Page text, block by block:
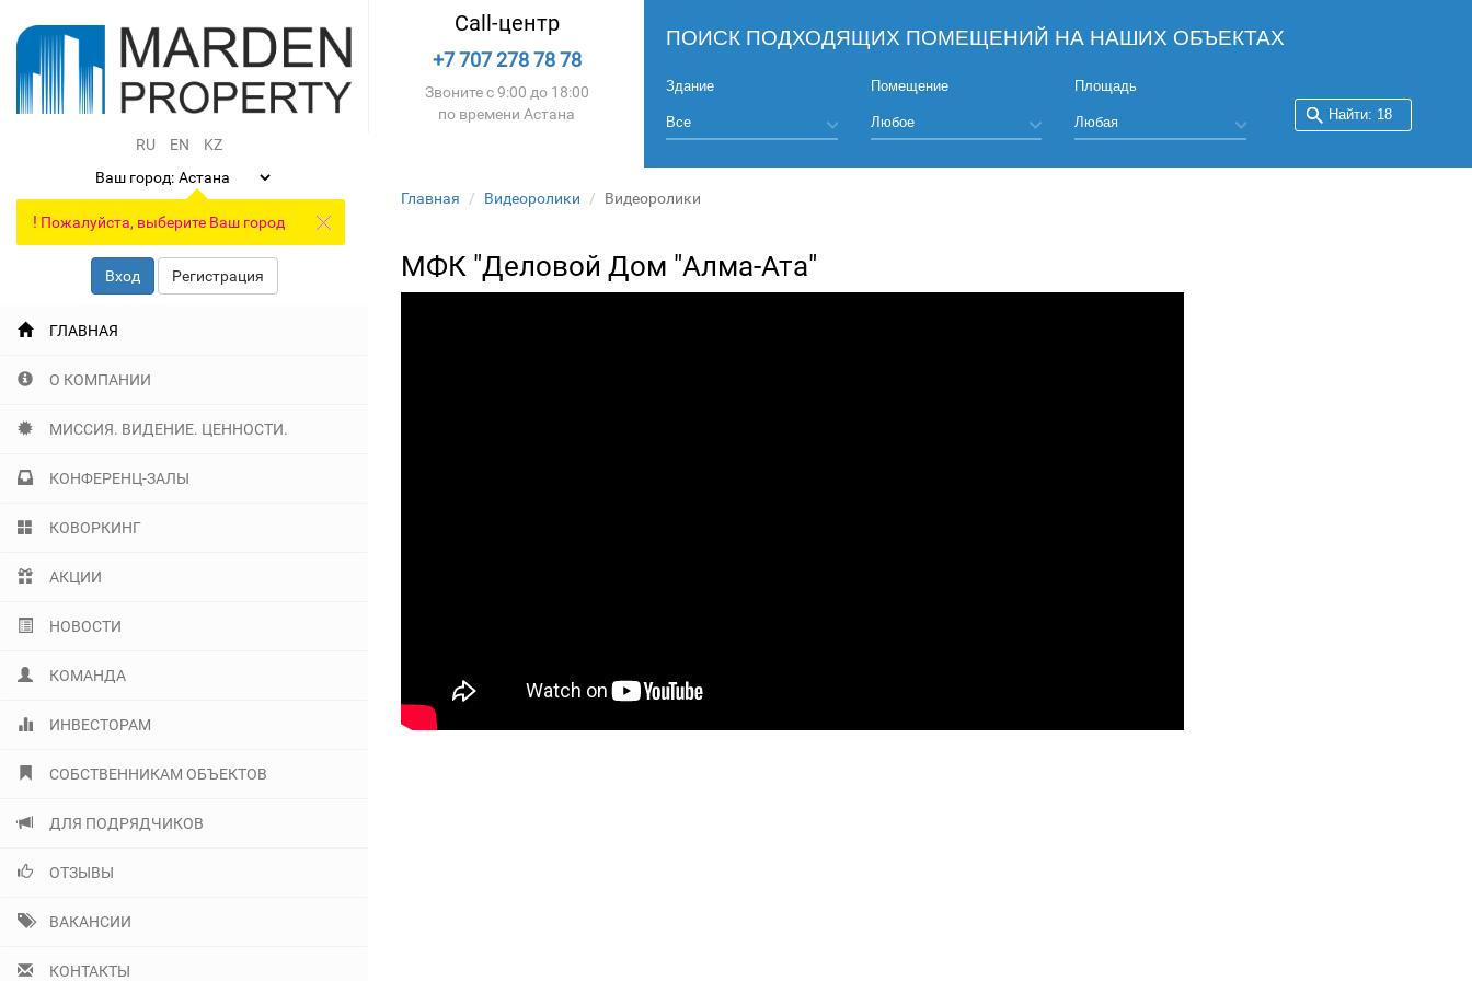
RU EN
KZ
Ваш город:
! Пожалуйста, выберите Ваш город
Вход Регистрация
ГЛАВНАЯ
О КОМПАНИИ
МИССИЯ. ВИДЕНИЕ. ЦЕННОСТИ.
КОНФЕРЕНЦ-ЗАЛЫ
КОВОРКИНГ
АКЦИИ
НОВОСТИ
КОМАНДА
ИНВЕСТОРАМ
СОБСТВЕННИКАМ ОБЪЕКТОВ
ДЛЯ ПОДРЯДЧИКОВ
ОТЗЫВЫ
ВАКАНСИИ
КОНТАКТЫ
Call-центр
+7 707 278 78 78
Звоните с 9:00 до 18:00
по времени Астана
ПОИСК ПОДХОДЯЩИХ ПОМЕЩЕНИЙ НА НАШИХ ОБЪЕКТАХ
Здание Помещение Площадь
Главная Видеоролики Видеоролики
МФК "Деловой Дом "Алма-Ата"